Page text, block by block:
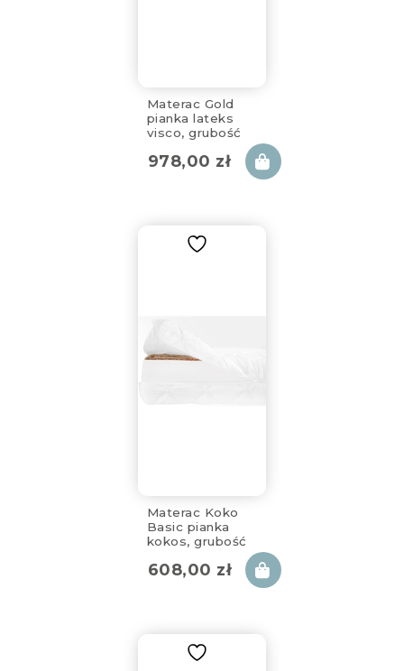
Materac Gold
pianka lateks
visco, grubość
14cm, 80x180cm,
zdejmowany
978,00 zł
Materac Koko
Basic pianka
kokos, grubość
8cm, 80x180cm,
zdejmowany
608,00 zł